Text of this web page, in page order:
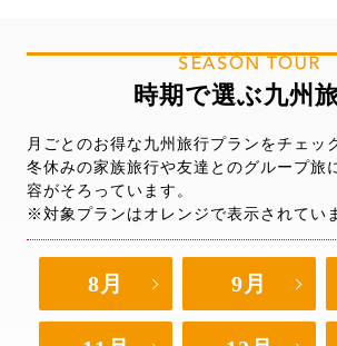
SEASON TOUR
時期で選ぶ九州
月ごとのお得な九州旅行プランをチェッ
冬休みの家族旅行や友達とのグループ旅
容がそろっています。
※対象プランはオレンジで表示されてい
8月 9月